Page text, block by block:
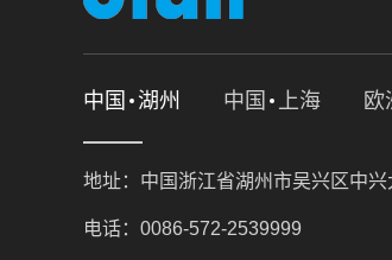
中国 湖州 中国 上海 欧
地址：中国浙江省湖州市吴兴区中
电话：0086-572-2539999